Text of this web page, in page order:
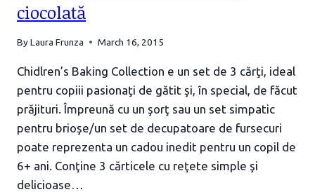
ciocolată
ByLaura Frunza March 16, 2015
Chidlren’s Baking Collection e un set de 3 cărţi, ideal
pentru copiii pasionaţi de gătit şi, în special, de făcut
prăjituri. Împreună cu un şorţ sau un set simpatic
pentru brioşe/un set de decupatoare de fursecuri
poate reprezenta un cadou inedit pentru un copil de
6+ ani. Conţine 3 cărticele cu reţete simple şi
delicioase…